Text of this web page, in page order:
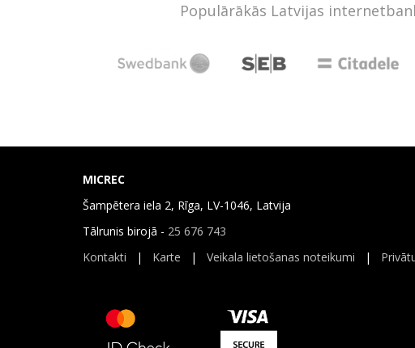
Populārākās Latvijas
MICREC
Šampētera iela 2, Rīga, LV-1046, Latvija
Tālrunis birojā - 25 676 743
Kontakti | Karte | Veikala lietošanas noteikumi |